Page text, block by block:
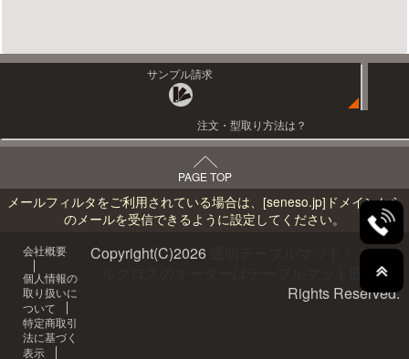
サンプル請求
注文・型取り方法は？
PAGE TOP
メールフィルタをご利用されている場合は、 [seneso.jp] ドメインから
のメールを受信できるように設定してください。
会社概要
個人情報の
取り扱いに
ついて
特定商取引
法に基づく
表示
Copyright(C)2026
透明テーブルマット・テーブ
ルクロスのオーダーはテーブルマット匠へAll
Rights Reserved.